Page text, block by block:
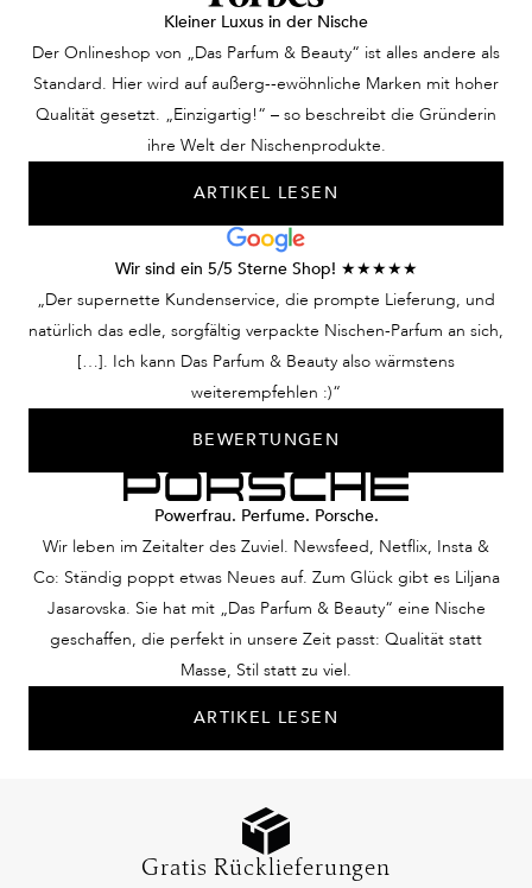
Kleiner Luxus in der Nische
Der Onlineshop von „Das Parfum & Beauty“ ist alles andere als
Standard. Hier wird auf außerg--ewöhnliche Marken mit hoher
Qualität gesetzt. „Einzigartig!“ – so beschreibt die Gründerin
ihre Welt der Nischenprodukte.
ARTIKEL LESEN
Wir sind ein 5/5 Sterne Shop! ★★★★★
„Der supernette Kundenservice, die prompte Lieferung, und
natürlich das edle, sorgfältig verpackte Nischen-Parfum an sich,
[…]. Ich kann Das Parfum & Beauty also wärmstens
weiterempfehlen :)“
BEWERTUNGEN
Powerfrau. Perfume. Porsche.
Wir leben im Zeitalter des Zuviel. Newsfeed, Netflix, Insta &
Co: Ständig poppt etwas Neues auf. Zum Glück gibt es Liljana
Jasarovska. Sie hat mit „Das Parfum & Beauty“ eine Nische
geschaffen, die perfekt in unsere Zeit passt: Qualität statt
Masse, Stil statt zu viel.
ARTIKEL LESEN
Gratis Rücklieferungen